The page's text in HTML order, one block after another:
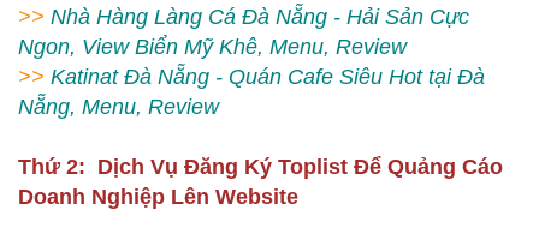
>> Nhà Hàng Làng Cá Đà Nẵng - Hải Sản Cực
Ngon, View Biển Mỹ Khê, Menu, Review
>> Katinat Đà Nẵng - Quán Cafe Siêu Hot tại Đà
Nẵng, Menu, Review
Thứ 2: Dịch Vụ Đăng Ký Toplist Để Quảng Cáo
Doanh Nghiệp Lên Website